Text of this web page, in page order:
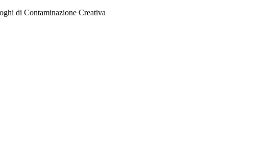
Saltadi Contaminazione Creativa